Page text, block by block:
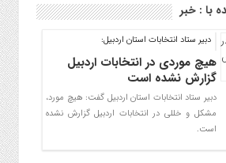
با : خبر
دبیر ستاد انتخابات استان اردبیل:
هیچ موردی در انتخابات اردبیل
گزارش نشده است
دبیر ستاد انتخابات استان اردبیل گفت: هیچ مورد،
مشکل و خللی در انتخابات اردبیل گزارش نشده
است.